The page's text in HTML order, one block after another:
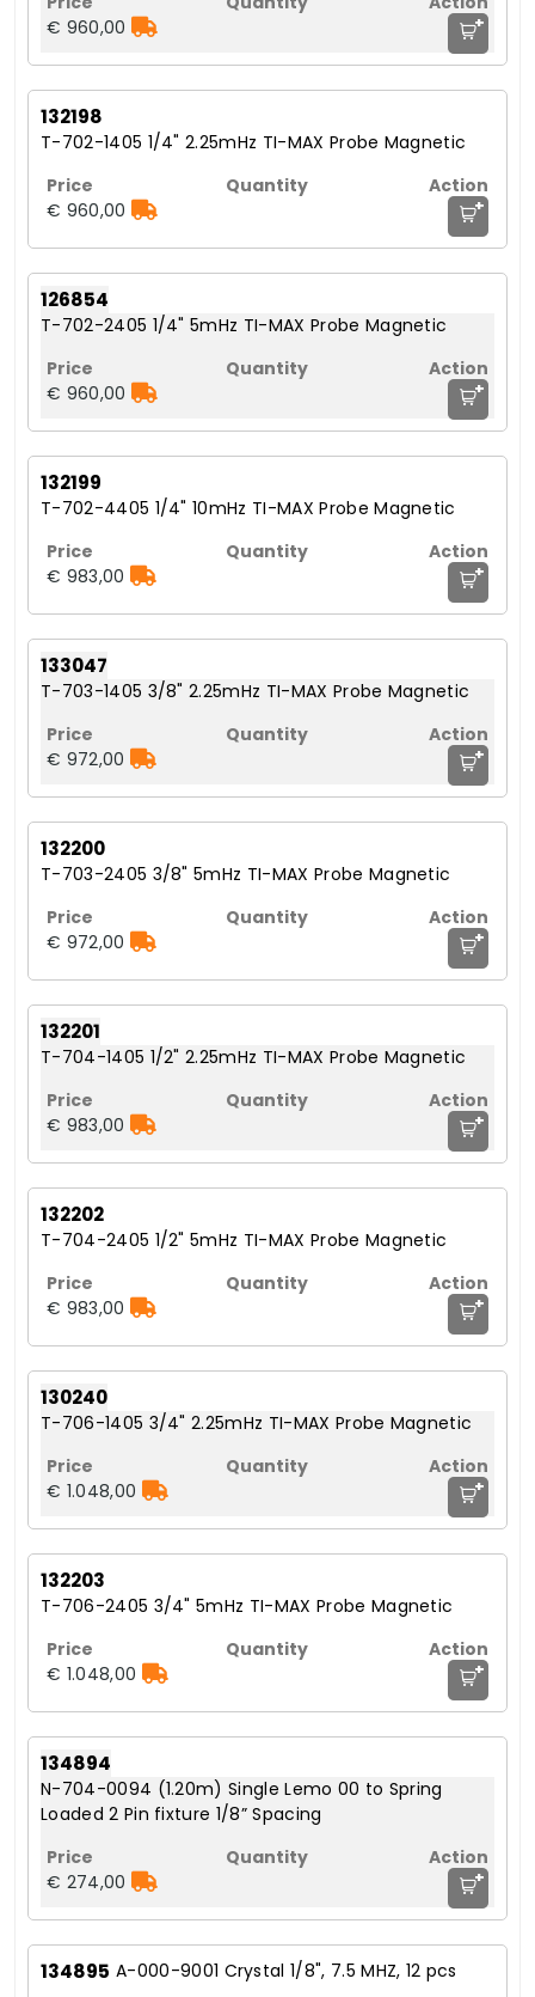
€ 960,00 +
132198
T-702-1405 1/4" 2.25mHz TI-MAX Probe Magnetic
€ 960,00 +
126854
T-702-2405 1/4" 5mHz TI-MAX Probe Magnetic
€ 960,00 +
132199
T-702-4405 1/4" 10mHz TI-MAX Probe Magnetic
€ 983,00 +
133047
T-703-1405 3/8" 2.25mHz TI-MAX Probe Magnetic
€ 972,00 +
132200
T-703-2405 3/8" 5mHz TI-MAX Probe Magnetic
€ 972,00 +
132201
T-704-1405 1/2" 2.25mHz TI-MAX Probe Magnetic
€ 983,00 +
132202
T-704-2405 1/2" 5mHz TI-MAX Probe Magnetic
€ 983,00 +
130240
T-706-1405 3/4" 2.25mHz TI-MAX Probe Magnetic
€ 1.048,00 +
132203
T-706-2405 3/4" 5mHz TI-MAX Probe Magnetic
€ 1.048,00 +
134894
N-704-0094 (1.20m) Single Lemo 00 to Spring
Loaded 2 Pin fixture 1/8” Spacing
€ 274,00 +
134895 A-000-9001 Crystal 1/8", 7.5 MHZ, 12 pcs